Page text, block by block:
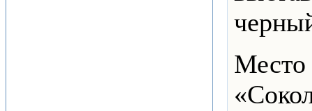
Место